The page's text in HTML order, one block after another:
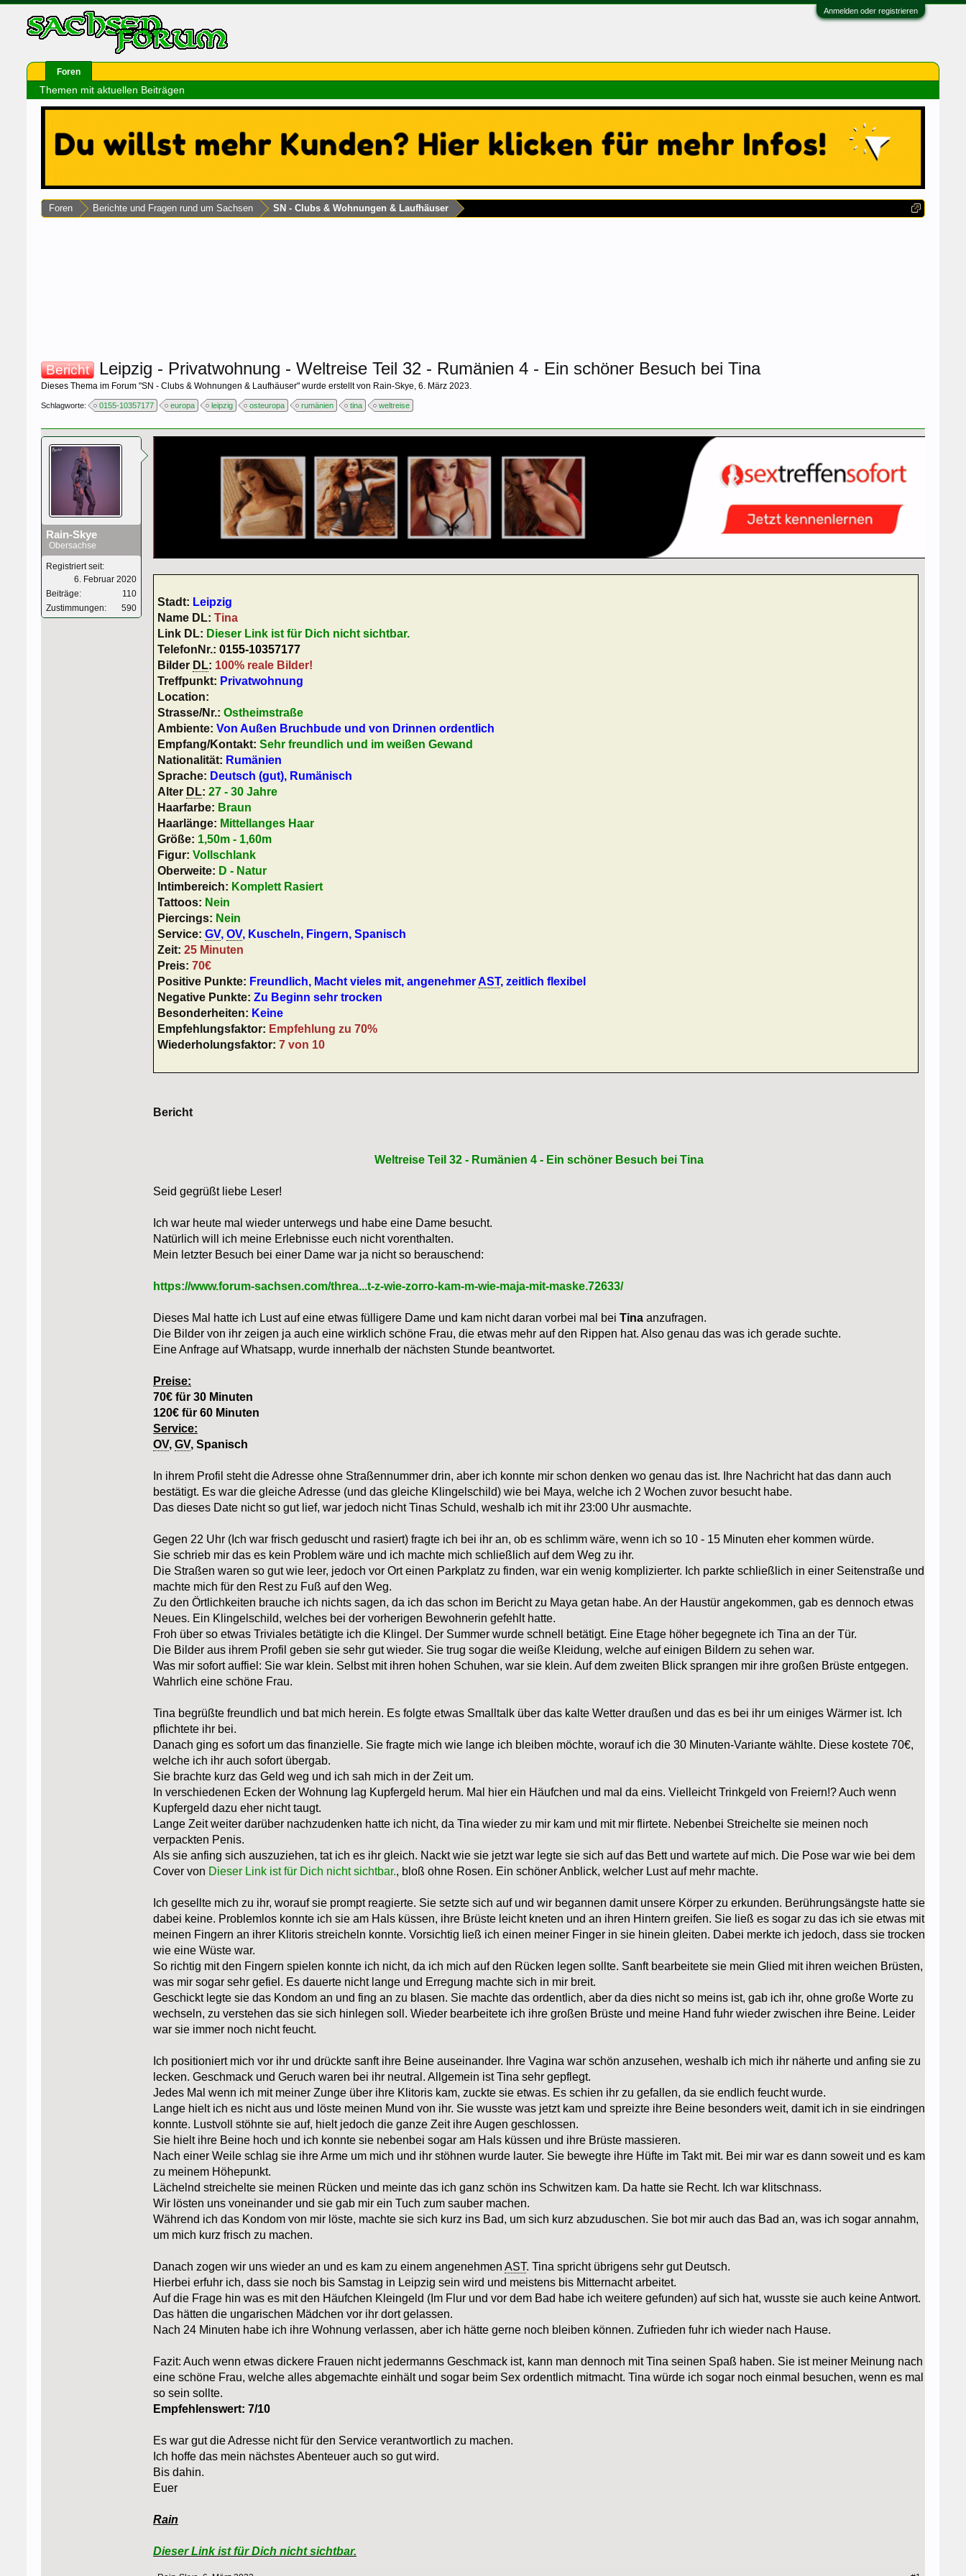
Anmelden oder registrieren
Foren Berichte und Fragen rund um Sachsen SN - Clubs & Wohnungen & Laufhäuser
Bericht Leipzig - Privatwohnung - Weltreise Teil 32 - Rumänien 4 - Ein schöner Besuch bei Tina
Dieses Thema im Forum "SN - Clubs & Wohnungen & Laufhäuser" wurde erstellt von Rain-Skye, 6. März 2023.
Schlagworte: 0155-10357177 europa leipzig osteuropa rumänien tina weltreise
Rain-Skye
Obersachse
Registriert seit:
6. Februar 2020
Beiträge:
110
Zustimmungen:
590 Stadt: Leipzig
Name DL: Tina
Link DL: Dieser Link ist für Dich nicht sichtbar.
TelefonNr.: 0155-10357177
Bilder DL: 100% reale Bilder!
Treffpunkt: Privatwohnung
Location:
Strasse/Nr.: Ostheimstraße
Ambiente: Von Außen Bruchbude und von Drinnen ordentlich
Empfang/Kontakt: Sehr freundlich und im weißen Gewand
Nationalität: Rumänien
Sprache: Deutsch (gut), Rumänisch
Alter DL: 27 - 30 Jahre
Haarfarbe: Braun
Haarlänge: Mittellanges Haar
Größe: 1,50m - 1,60m
Figur: Vollschlank
Oberweite: D - Natur
Intimbereich: Komplett Rasiert
Tattoos: Nein
Piercings: Nein
Service: GV, OV, Kuscheln, Fingern, Spanisch
Zeit: 25 Minuten
Preis: 70€
Positive Punkte: Freundlich, Macht vieles mit, angenehmerAST, zeitlich flexibel
Negative Punkte: Zu Beginn sehr trocken
Besonderheiten: Keine
Empfehlungsfaktor: Empfehlung zu 70%
Wiederholungsfaktor: 7 von 10
Bericht
Weltreise Teil 32 - Rumänien 4 - Ein schöner Besuch bei Tina
Seid gegrüßt liebe Leser!
Ich war heute mal wieder unterwegs und habe eine Dame besucht.
Natürlich will ich meine Erlebnisse euch nicht vorenthalten.
Mein letzter Besuch bei einer Dame war ja nicht so berauschend:
https://www.forum-sachsen.com/threa...t-z-wie-zorro-kam-m-wie-maja-mit-maske.72633/
Dieses Mal hatte ich Lust auf eine etwas fülligere Dame und kam nicht daran vorbei mal bei Tina anzufragen.
Die Bilder von ihr zeigen ja auch eine wirklich schöne Frau, die etwas mehr auf den Rippen hat. Also genau das was ich gerade suchte.
Eine Anfrage auf Whatsapp, wurde innerhalb der nächsten Stunde beantwortet.
Preise:
70€ für 30 Minuten
120€ für 60 Minuten
Service:
OV, GV, Spanisch
In ihrem Profil steht die Adresse ohne Straßennummer drin, aber ich konnte mir schon denken wo genau das ist. Ihre Nachricht hat das dann auch
bestätigt. Es war die gleiche Adresse (und das gleiche Klingelschild) wie bei Maya, welche ich 2 Wochen zuvor besucht habe.
Das dieses Date nicht so gut lief, war jedoch nicht Tinas Schuld, weshalb ich mit ihr 23:00 Uhr ausmachte.
Gegen 22 Uhr (Ich war frisch geduscht und rasiert) fragte ich bei ihr an, ob es schlimm wäre, wenn ich so 10 - 15 Minuten eher kommen würde.
Sie schrieb mir das es kein Problem wäre und ich machte mich schließlich auf dem Weg zu ihr.
Die Straßen waren so gut wie leer, jedoch vor Ort einen Parkplatz zu finden, war ein wenig komplizierter. Ich parkte schließlich in einer Seitenstraße und
machte mich für den Rest zu Fuß auf den Weg.
Zu den Örtlichkeiten brauche ich nichts sagen, da ich das schon im Bericht zu Maya getan habe. An der Haustür angekommen, gab es dennoch etwas
Neues. Ein Klingelschild, welches bei der vorherigen Bewohnerin gefehlt hatte.
Froh über so etwas Triviales betätigte ich die Klingel. Der Summer wurde schnell betätigt. Eine Etage höher begegnete ich Tina an der Tür.
Die Bilder aus ihrem Profil geben sie sehr gut wieder. Sie trug sogar die weiße Kleidung, welche auf einigen Bildern zu sehen war.
Was mir sofort auffiel: Sie war klein. Selbst mit ihren hohen Schuhen, war sie klein. Auf dem zweiten Blick sprangen mir ihre großen Brüste entgegen.
Wahrlich eine schöne Frau.
Tina begrüßte freundlich und bat mich herein. Es folgte etwas Smalltalk über das kalte Wetter draußen und das es bei ihr um einiges Wärmer ist. Ich
pflichtete ihr bei.
Danach ging es sofort um das finanzielle. Sie fragte mich wie lange ich bleiben möchte, worauf ich die 30 Minuten-Variante wählte. Diese kostete 70€,
welche ich ihr auch sofort übergab.
Sie brachte kurz das Geld weg und ich sah mich in der Zeit um.
In verschiedenen Ecken der Wohnung lag Kupfergeld herum. Mal hier ein Häufchen und mal da eins. Vielleicht Trinkgeld von Freiern!? Auch wenn
Kupfergeld dazu eher nicht taugt.
Lange Zeit weiter darüber nachzudenken hatte ich nicht, da Tina wieder zu mir kam und mit mir flirtete. Nebenbei Streichelte sie meinen noch
verpackten Penis.
Als sie anfing sich auszuziehen, tat ich es ihr gleich. Nackt wie sie jetzt war legte sie sich auf das Bett und wartete auf mich. Die Pose war wie bei dem
Cover von Dieser Link ist für Dich nicht sichtbar., bloß ohne Rosen. Ein schöner Anblick, welcher Lust auf mehr machte.
Ich gesellte mich zu ihr, worauf sie prompt reagierte. Sie setzte sich auf und wir begannen damit unsere Körper zu erkunden. Berührungsängste hatte sie
dabei keine. Problemlos konnte ich sie am Hals küssen, ihre Brüste leicht kneten und an ihren Hintern greifen. Sie ließ es sogar zu das ich sie etwas mit
meinen Fingern an ihrer Klitoris streicheln konnte. Vorsichtig ließ ich einen meiner Finger in sie hinein gleiten. Dabei merkte ich jedoch, dass sie trocken
wie eine Wüste war.
So richtig mit den Fingern spielen konnte ich nicht, da ich mich auf den Rücken legen sollte. Sanft bearbeitete sie mein Glied mit ihren weichen Brüsten,
was mir sogar sehr gefiel. Es dauerte nicht lange und Erregung machte sich in mir breit.
Geschickt legte sie das Kondom an und fing an zu blasen. Sie machte das ordentlich, aber da dies nicht so meins ist, gab ich ihr, ohne große Worte zu
wechseln, zu verstehen das sie sich hinlegen soll. Wieder bearbeitete ich ihre großen Brüste und meine Hand fuhr wieder zwischen ihre Beine. Leider
war sie immer noch nicht feucht.
Ich positioniert mich vor ihr und drückte sanft ihre Beine auseinander. Ihre Vagina war schön anzusehen, weshalb ich mich ihr näherte und anfing sie zu
lecken. Geschmack und Geruch waren bei ihr neutral. Allgemein ist Tina sehr gepflegt.
Jedes Mal wenn ich mit meiner Zunge über ihre Klitoris kam, zuckte sie etwas. Es schien ihr zu gefallen, da sie endlich feucht wurde.
Lange hielt ich es nicht aus und löste meinen Mund von ihr. Sie wusste was jetzt kam und spreizte ihre Beine besonders weit, damit ich in sie eindringen
konnte. Lustvoll stöhnte sie auf, hielt jedoch die ganze Zeit ihre Augen geschlossen.
Sie hielt ihre Beine hoch und ich konnte sie nebenbei sogar am Hals küssen und ihre Brüste massieren.
Nach einer Weile schlag sie ihre Arme um mich und ihr stöhnen wurde lauter. Sie bewegte ihre Hüfte im Takt mit. Bei mir war es dann soweit und es kam
zu meinem Höhepunkt.
Lächelnd streichelte sie meinen Rücken und meinte das ich ganz schön ins Schwitzen kam. Da hatte sie Recht. Ich war klitschnass.
Wir lösten uns voneinander und sie gab mir ein Tuch zum sauber machen.
Während ich das Kondom von mir löste, machte sie sich kurz ins Bad, um sich kurz abzuduschen. Sie bot mir auch das Bad an, was ich sogar annahm,
um mich kurz frisch zu machen.
Danach zogen wir uns wieder an und es kam zu einem angenehmen AST. Tina spricht übrigens sehr gut Deutsch.
Hierbei erfuhr ich, dass sie noch bis Samstag in Leipzig sein wird und meistens bis Mitternacht arbeitet.
Auf die Frage hin was es mit den Häufchen Kleingeld (Im Flur und vor dem Bad habe ich weitere gefunden) auf sich hat, wusste sie auch keine Antwort.
Das hätten die ungarischen Mädchen vor ihr dort gelassen.
Nach 24 Minuten habe ich ihre Wohnung verlassen, aber ich hätte gerne noch bleiben können. Zufrieden fuhr ich wieder nach Hause.
Fazit: Auch wenn etwas dickere Frauen nicht jedermanns Geschmack ist, kann man dennoch mit Tina seinen Spaß haben. Sie ist meiner Meinung nach
eine schöne Frau, welche alles abgemachte einhält und sogar beim Sex ordentlich mitmacht. Tina würde ich sogar noch einmal besuchen, wenn es mal
so sein sollte.
Empfehlenswert: 7/10
Es war gut die Adresse nicht für den Service verantwortlich zu machen.
Ich hoffe das mein nächstes Abenteuer auch so gut wird.
Bis dahin.
Euer
Rain
Dieser Link ist für Dich nicht sichtbar.
Foren
Themen mit aktuellen Beiträgen